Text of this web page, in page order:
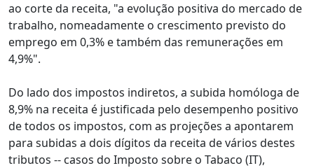
ao corte da receita, "a evolução positiva do mercado de
trabalho, nomeadamente o crescimento previsto do
emprego em 0,3% e também das remunerações em
4,9%".
Do lado dos impostos indiretos, a subida homóloga de
8,9% na receita é justificada pelo desempenho positivo
de todos os impostos, com as projeções a apontarem
para subidas a dois dígitos da receita de vários destes
tributos -- casos do Imposto sobre o Tabaco (IT),